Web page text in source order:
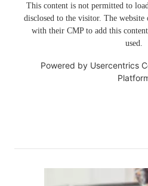
This content is not permitted to
disclosed to the visitor. The website
with their CMP to add this
used.
Powered by Usercentrics